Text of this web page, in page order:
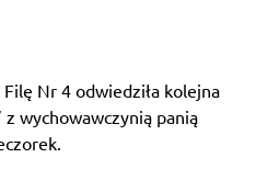
Nr 4 odwiedziła kolejna
z wychowawczynią panią